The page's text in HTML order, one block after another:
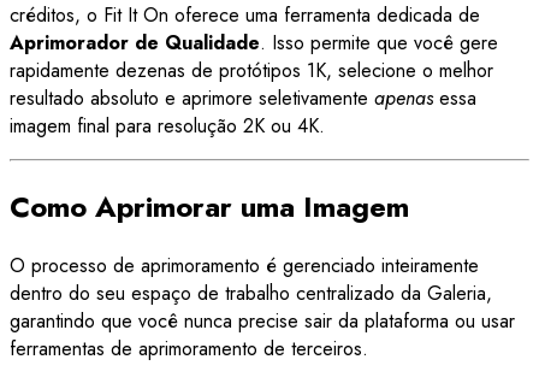
créditos, o Fit It On oferece uma ferramenta dedicada de
Aprimorador de Qualidade. Isso permite que você gere
rapidamente dezenas de protótipos 1K, selecione o melhor
resultado absoluto e aprimore seletivamente apenasessa
imagem final para resolução 2K ou 4K.
Como Aprimorar uma Imagem
O processo de aprimoramento é gerenciado inteiramente
dentro do seu espaço de trabalho centralizado da Galeria,
garantindo que você nunca precise sair da plataforma ou usar
ferramentas de aprimoramento de terceiros.